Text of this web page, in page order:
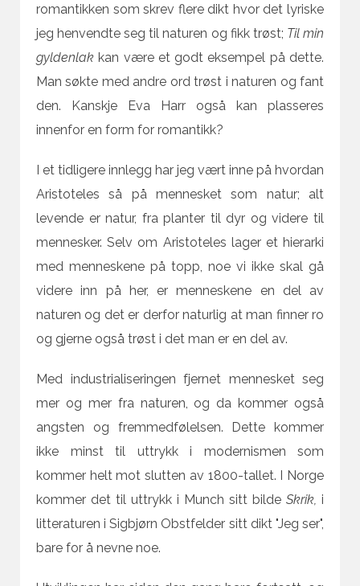
romantikken som skrev flere dikt hvor det lyriske
jeg henvendte seg til naturen og fikk trøst; Til min
gyldenlakkan være et godt eksempel på dette.
Man søkte med andre ord trøst i naturen og fant
den. Kanskje Eva Harr også kan plasseres
innenfor en form for romantikk?
I et tidligere innlegg har jeg vært inne på hvordan
Aristoteles så på mennesket som natur; alt
levende er natur, fra planter til dyr og videre til
mennesker. Selv om Aristoteles lager et hierarki
med menneskene på topp, noe vi ikke skal gå
videre inn på her, er menneskene en del av
naturen og det er derfor naturlig at man finner ro
og gjerne også trøst i det man er en del av.
Med industrialiseringen fjernet mennesket seg
mer og mer fra naturen, og da kommer også
angsten og fremmedfølelsen. Dette kommer
ikke minst til uttrykk i modernismen som
kommer helt mot slutten av 1800-tallet. I Norge
kommer det til uttrykk i Munch sitt bilde Skrik, i
litteraturen i Sigbjørn Obstfelder sitt dikt "Jeg ser",
bare for å nevne noe.